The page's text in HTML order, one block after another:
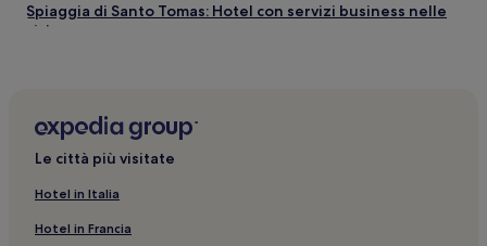
Spiaggia di Santo Tomas: Hotel con servizi business nelle
vicinanze
Los Delfines: Hotel con piscina
Cap d'Artrutx: hotel
Spiaggia Cala es Talaier: hotel a 5 stelle
Spiaggia Cala Macarella: hotel a 5 stelle
Le città più visitate
Hotel in Italia
Hotel in Francia